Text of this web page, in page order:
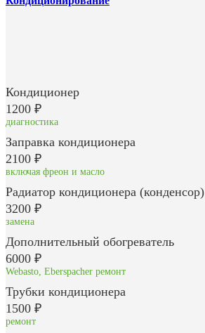
Кондиционер
1200 ₽
диагностика
Заправка кондиционера
2100 ₽
включая фреон и масло
Радиатор кондиционера (конденсор)
3200 ₽
замена
Дополнительный обогреватель
6000 ₽
Webasto, Еberspacher ремонт
Трубки кондиционера
1500 ₽
ремонт